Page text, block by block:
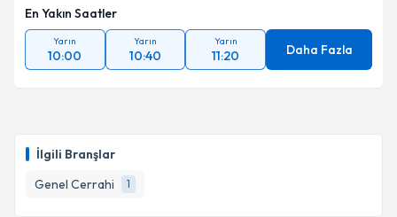
İlgili Branşlar
Genel Cerrahi
1
En Yakın Saatler
Yarın
10:00
Yarın
10:40
Yarın
11:20 Daha Fazla